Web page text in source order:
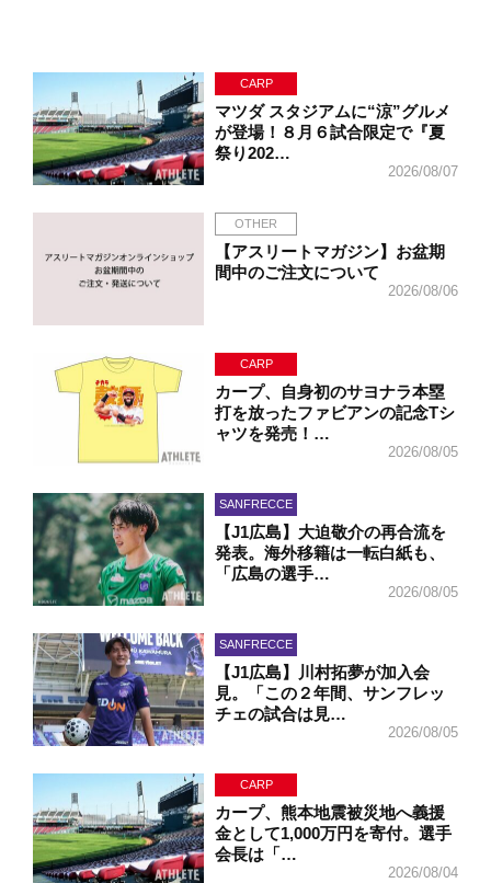
CARP
マツダ スタジアムに“涼”グルメ
が登場！８月６試合限定で『夏
祭り202…
2026/08/07
OTHER
【アスリートマガジン】お盆期
間中のご注文について
2026/08/06
CARP
カープ、自身初のサヨナラ本塁
打を放ったファビアンの記念Tシ
ャツを発売！…
2026/08/05
SANFRECCE
【J1広島】大迫敬介の再合流を
発表。海外移籍は一転白紙も、
「広島の選手…
2026/08/05
SANFRECCE
【J1広島】川村拓夢が加入会
見。「この２年間、サンフレッ
チェの試合は見…
2026/08/05
CARP
カープ、熊本地震被災地へ義援
金として1,000万円を寄付。選手
会長は「…
2026/08/04